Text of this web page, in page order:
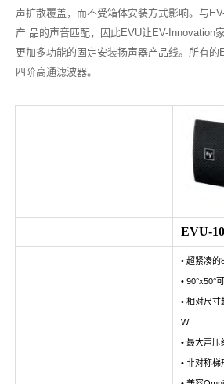
声扩散覆盖，而不受箱体安装方式影响。与
产 品的声音匹配，因此EVU让EV-Innovation
更加多功能的固定安装扬声器产品线。所有的
四阶高通滤波器。
EVU-
• 超紧凑的
• 90°x50°
• 相对尺
W
• 最大声压
• 非对称梯